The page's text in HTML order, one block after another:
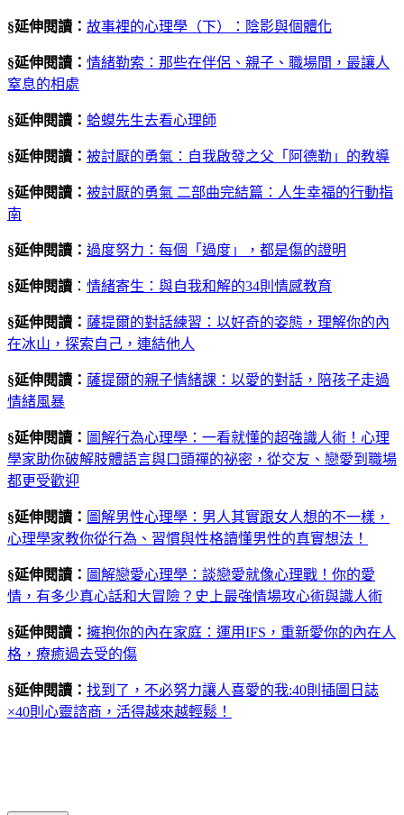
§延伸閱讀： 故事裡的心理學（下）：陰影與個體化
§延伸閱讀： 情緒勒索：那些在伴侶、親子、職場間，最讓人
窒息的相處
§延伸閱讀： 蛤蟆先生去看心理師
§延伸閱讀： 被討厭的勇氣：自我啟發之父「阿德勒」的教導
§延伸閱讀： 被討厭的勇氣 二部曲完結篇：人生幸福的行動指
南
§延伸閱讀： 過度努力：每個「過度」，都是傷的證明
§延伸閱讀 ： 情緒寄生：與自我和解的34則情感教育
§延伸閱讀： 薩提爾的對話練習：以好奇的姿態，理解你的內
在冰山，探索自己，連結他人
§延伸閱讀： 薩提爾的親子情緒課：以愛的對話，陪孩子走過
情緒風暴
§延伸閱讀： 圖解行為心理學：一看就懂的超強識人術！心理
學家助你破解肢體語言與口頭禪的祕密，從交友、戀愛到職場
都更受歡迎
§延伸閱讀： 圖解男性心理學：男人其實跟女人想的不一樣，
心理學家教你從行為、習慣與性格讀懂男性的真實想法！
§延伸閱讀： 圖解戀愛心理學：談戀愛就像心理戰！你的愛
情，有多少真心話和大冒險？史上最強情場攻心術與識人術
§延伸閱讀： 擁抱你的內在家庭：運用IFS，重新愛你的內在人
格，療癒過去受的傷
§延伸閱讀： 找到了，不必努力讓人喜愛的我:40則插圖日誌
×40則心靈諮商，活得越來越輕鬆！